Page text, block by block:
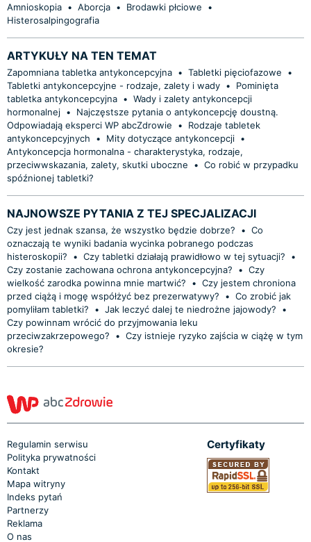
Amnioskopia • Aborcja • Brodawki płciowe
•
Histerosalpingografia
ARTYKUŁY NA TEN TEMAT
Zapomniana tabletka antykoncepcyjna • Tabletki pięciofazowe
•
Tabletki antykoncepcyjne - rodzaje, zalety i wady •
Pominięta
tabletka antykoncepcyjna • Wady i zalety antykoncepcji
hormonalnej •
Najczęstsze pytania o antykoncepcję doustną.
Odpowiadają eksperci WP abcZdrowie
•
Rodzaje tabletek
antykoncepcyjnych
• Mity dotyczące antykoncepcji •
Antykoncepcja hormonalna - charakterystyka, rodzaje,
przeciwwskazania, zalety, skutki uboczne
• Co robić w przypadku
spóźnionej tabletki?
NAJNOWSZE PYTANIA Z TEJ SPECJALIZACJI
Czy jest jednak szansa, że wszystko będzie dobrze? • Co
oznaczają te wyniki badania wycinka pobranego podczas
histeroskopii?
• Czy tabletki działają prawidłowo w tej sytuacji?
•
Czy zostanie zachowana ochrona antykoncepcyjna?
• Czy
wielkość zarodka powinna mnie martwić?
• Czy jestem chroniona
przed ciążą i mogę współżyć bez prezerwatywy?
• Co zrobić jak
pomyliłam tabletki?
• Jak leczyć dalej te niedrożne jajowody?
•
Czy powinnam wrócić do przyjmowania leku
przeciwzakrzepowego?
• Czy istnieje ryzyko zajścia w ciążę w tym
okresie?
Regulamin serwisu
Polityka prywatności
Kontakt
Mapa witryny
Indeks pytań
Partnerzy
Reklama
O nas
Certyfikaty